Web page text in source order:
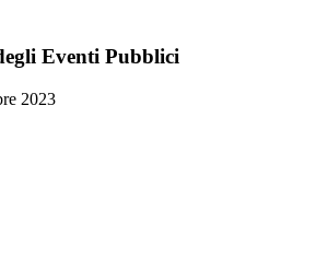
Eventi Pubblici
2023